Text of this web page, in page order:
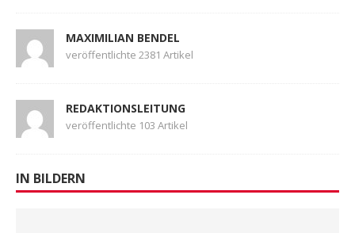
MAXIMILIAN BENDEL
veröffentlichte 2381 Artikel
REDAKTIONSLEITUNG
veröffentlichte 103 Artikel
IN BILDERN